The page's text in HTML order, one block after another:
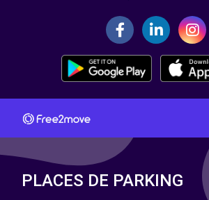
PLACES DE PARKING